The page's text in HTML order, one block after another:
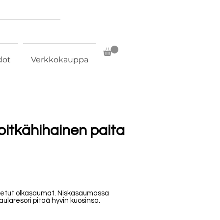
Verkkokauppa
paita
olkasaumat. Niskasaumassa
pitää hyvin kuosinsa.